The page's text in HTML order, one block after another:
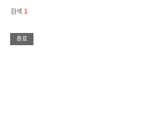
검색 1
종료